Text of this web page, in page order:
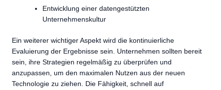
Entwicklung einer datengestützten
Unternehmenskultur
Ein weiterer wichtiger Aspekt wird die kontinuierliche
Evaluierung der Ergebnisse sein. Unternehmen sollten bereit
sein, ihre Strategien regelmäßig zu überprüfen und
anzupassen, um den maximalen Nutzen aus der neuen
Technologie zu ziehen. Die Fähigkeit, schnell auf